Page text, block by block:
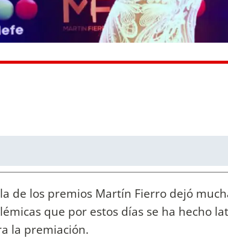
de los premios Martín Fierro dejó
que por estos días se ha hecho
la premiación.